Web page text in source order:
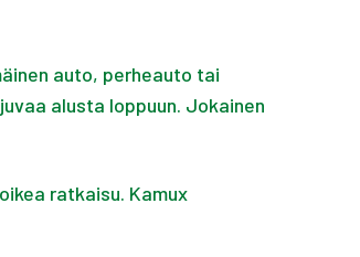
auto, perheauto tai
alusta loppuun. Jokainen
ratkaisu. Kamux